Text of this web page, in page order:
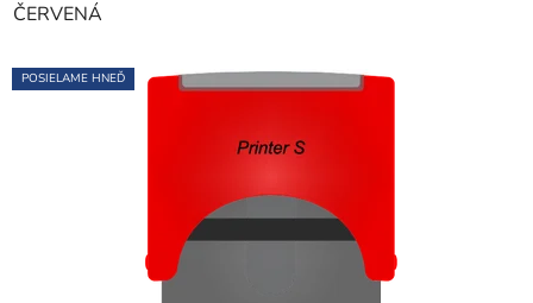
ČERVENÁ
POSIELAME HNEĎ